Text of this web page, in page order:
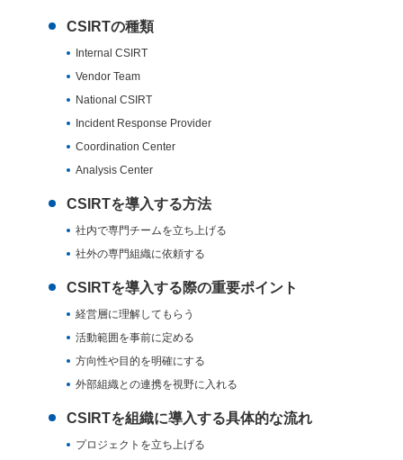
CSIRTの種類
Internal CSIRT
Vendor Team
National CSIRT
Incident Response Provider
Coordination Center
Analysis Center
CSIRTを導入する方法
社内で専門チームを立ち上げる
社外の専門組織に依頼する
CSIRTを導入する際の重要ポイント
経営層に理解してもらう
活動範囲を事前に定める
方向性や目的を明確にする
外部組織との連携を視野に入れる
CSIRTを組織に導入する具体的な流れ
プロジェクトを立ち上げる